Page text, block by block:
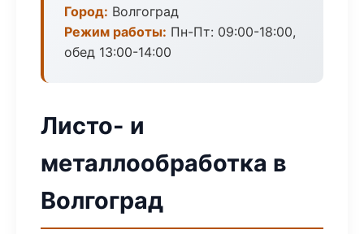
Город: Волгоград
Режим работы: Пн-Пт: 09:00-18:00,
обед 13:00-14:00
Листо- и
металлообработка в
Волгоград